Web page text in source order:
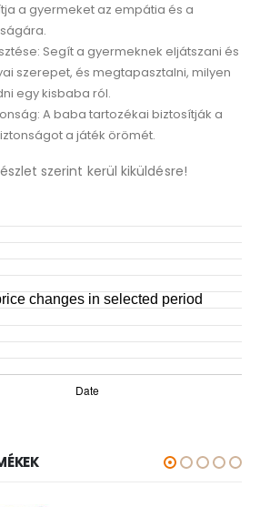
a gyermeket az empátia és a
Segít a gyermeknek eljátszani és
szerepet, és megtapasztalni, milyen
egy kisbaba ról.
A baba tartozékai biztosítják a
a játék örömét.
szerint kerül kiküldésre!